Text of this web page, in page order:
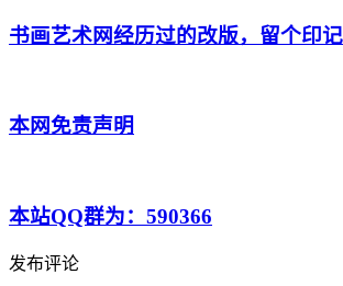
书画艺术网经历过的改版，留个印记
本网免责声明
本站QQ群为：590366
发布评论